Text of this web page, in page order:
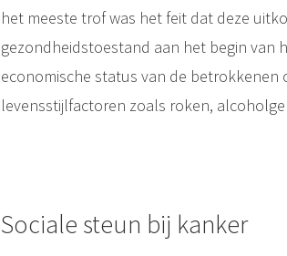
het meeste trof was het feit dat deze
gezondheidstoestand aan het begin van
economische status van de betrokkenen
levensstijlfactoren zoals roken,
Sociale steun bij kanker